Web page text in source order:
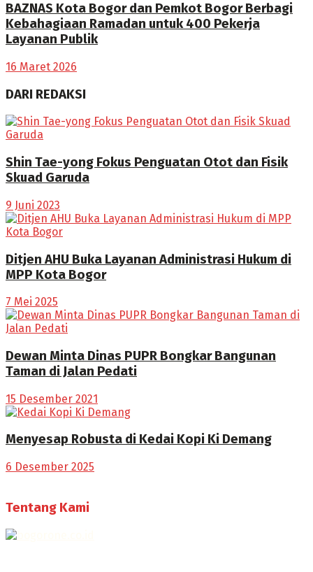
BAZNAS Kota Bogor dan Pemkot Bogor Berbagi
Kebahagiaan Ramadan untuk 400 Pekerja
Layanan Publik
16 Maret 2026
DARI REDAKSI
Shin Tae-yong Fokus Penguatan Otot dan Fisik
Skuad Garuda
9 Juni 2023
Ditjen AHU Buka Layanan Administrasi Hukum di
MPP Kota Bogor
7 Mei 2025
Dewan Minta Dinas PUPR Bongkar Bangunan
Taman di Jalan Pedati
15 Desember 2021
Menyesap Robusta di Kedai Kopi Ki Demang
6 Desember 2025
Tentang Kami